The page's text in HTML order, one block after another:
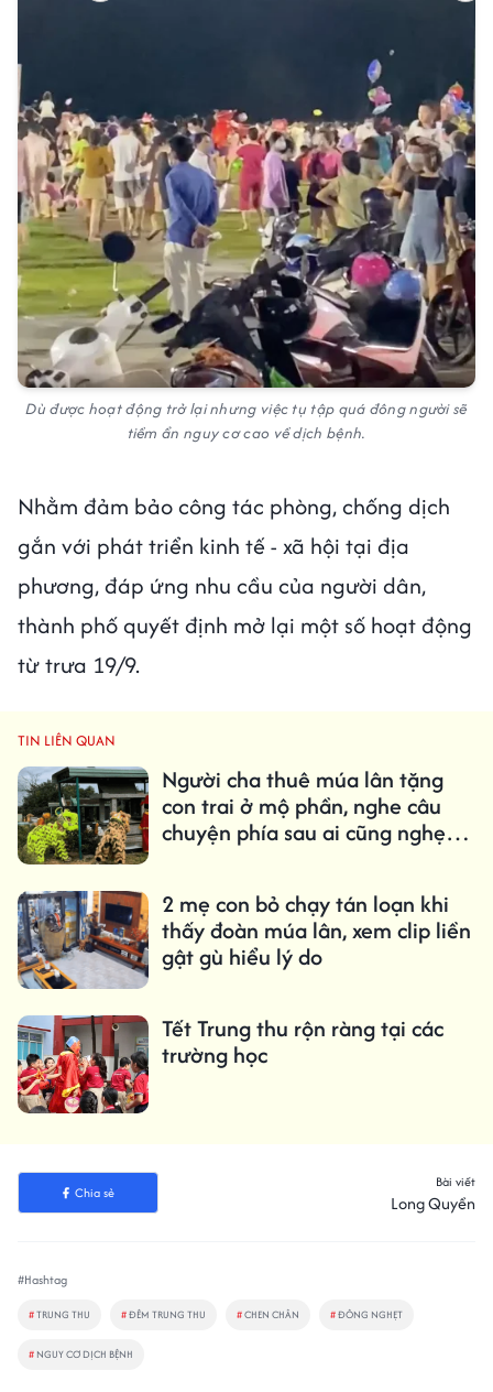
Dù được hoạt động trở lại nhưng việc tụ tập quá đông người sẽ
tiềm ẩn nguy cơ cao về dịch bệnh.
Nhằm đảm bảo công tác phòng, chống dịch
gắn với phát triển kinh tế - xã hội tại địa
phương, đáp ứng nhu cầu của người dân,
thành phố quyết định mở lại một số hoạt động
từ trưa 19/9.
TIN LIÊN QUAN
Người cha thuê múa lân tặng
con trai ở mộ phần, nghe câu
chuyện phía sau ai cũng nghẹn
2 mẹ con bỏ chạy tán loạn khi
thấy đoàn múa lân, xem clip liền
gật gù hiểu lý do
Tết Trung thu rộn ràng tại các
trường học
Chia sẻ
Bài viết
Long Quyền
#Hashtag
#TRUNG THU #ĐÊM TRUNG THU #CHEN CHÂN #ĐÔNG NGHẸT
# NGUY CƠ DỊCH BỆNH